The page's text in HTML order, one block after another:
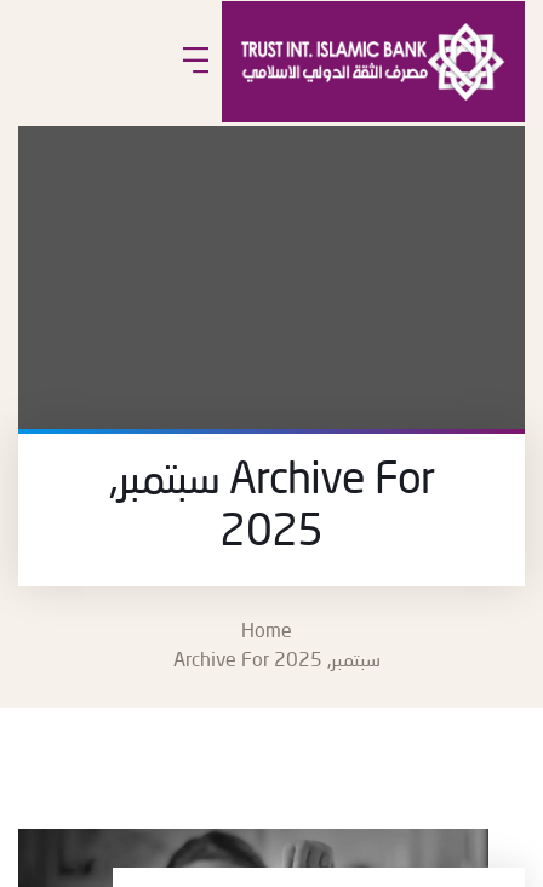
Archive For سبتمبر,
2025
Home
Archive For سبتمبر, 2025